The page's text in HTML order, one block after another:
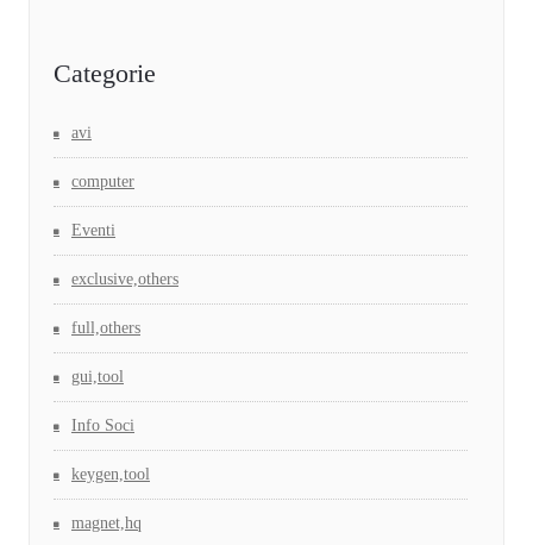
Categorie
avi
computer
Eventi
exclusive,others
full,others
gui,tool
Info Soci
keygen,tool
magnet,hq